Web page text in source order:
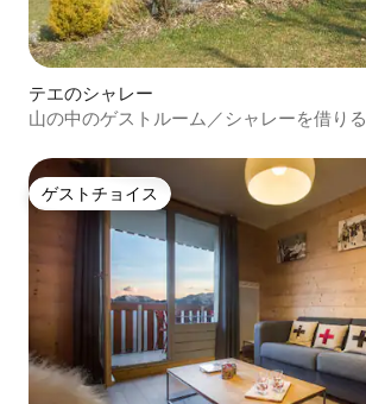
テエのシャレー
山の中のゲストルーム／シャレーを借りる
ゲストチョイス
ゲストチョイス